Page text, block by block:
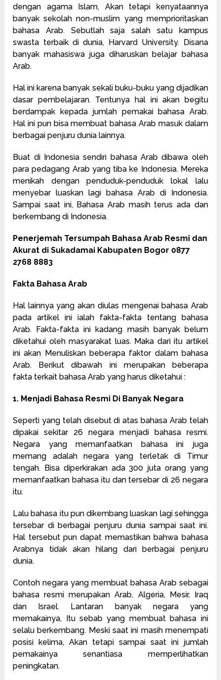
dengan agama Islam, Akan tetapi kenyataannya
banyak sekolah non-muslim yang memprioritaskan
bahasa Arab. Sebutlah saja salah satu kampus
swasta terbaik di dunia, Harvard University. Disana
banyak mahasiswa juga diharuskan belajar bahasa
Arab.
Hal ini karena banyak sekali buku-buku yang dijadikan
dasar pembelajaran. Tentunya hal ini akan begitu
berdampak kepada jumlah pemakai bahasa Arab.
Hal ini pun bisa membuat bahasa Arab masuk dalam
berbagai penjuru dunia lainnya.
Buat di Indonesia sendiri bahasa Arab dibawa oleh
para pedagang Arab yang tiba ke Indonesia. Mereka
menikah dengan penduduk-penduduk lokal lalu
menyebar luaskan lagi bahasa Arab di Indonesia.
Sampai saat ini, Bahasa Arab masih terus ada dan
berkembang di Indonesia.
Penerjemah Tersumpah Bahasa Arab Resmi dan
Akurat di Sukadamai Kabupaten Bogor 0877
2768 8883
Fakta Bahasa Arab
Hal lainnya yang akan diulas mengenai bahasa Arab
pada artikel ini ialah fakta-fakta tentang bahasa
Arab. Fakta-fakta ini kadang masih banyak belum
diketahui oleh masyarakat luas. Maka dari itu artikel
ini akan Menuliskan beberapa faktor dalam bahasa
Arab. Berikut dibawah ini merupakan beberapa
fakta terkait bahasa Arab yang harus diketahui :
1. Menjadi Bahasa Resmi Di Banyak Negara
Seperti yang telah disebut di atas bahasa Arab telah
dipakai sekitar 26 negara menjadi bahasa resmi.
Negara yang memanfaatkan bahasa ini juga
memang adalah negara yang terletak di Timur
tengah. Bisa diperkirakan ada 300 juta orang yang
memanfaatkan bahasa itu dan tersebar di 26 negara
itu.
Lalu bahasa itu pun dikembang luaskan lagi sehingga
tersebar di berbagai penjuru dunia sampai saat ini.
Hal tersebut pun dapat memastikan bahwa bahasa
Arabnya tidak akan hilang dari berbagai penjuru
dunia.
Contoh negara yang membuat bahasa Arab sebagai
bahasa resmi merupakan Arab, Algeria, Mesir, Iraq
dan Israel. Lantaran banyak negara yang
memakainya, Itu sebab yang membuat bahasa ini
selalu berkembang. Meski saat ini masih menempati
posisi kelima, Akan tetapi sampai saat ini jumlah
pemakainya senantiasa memperlihatkan
peningkatan.